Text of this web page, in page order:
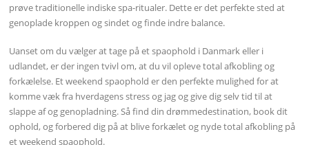
prøve traditionelle indiske spa-ritualer. Dette er det perfekte sted at
genoplade kroppen og sindet og finde indre balance.
Uanset om du vælger at tage på et spaophold i Danmark eller i
udlandet, er der ingen tvivl om, at du vil opleve total afkobling og
forkælelse. Et weekend spaophold er den perfekte mulighed for at
komme væk fra hverdagens stress og jag og give dig selv tid til at
slappe af og genopladning. Så find din drømmedestination, book dit
ophold, og forbered dig på at blive forkælet og nyde total afkobling på
et weekend spaophold.